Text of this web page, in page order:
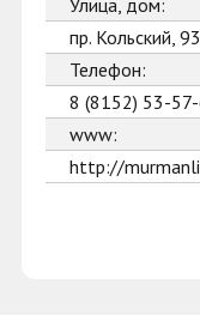
Улица, дом:
пр. Кольский, 93
Телефон:
8 (8152) 53-
www:
http://